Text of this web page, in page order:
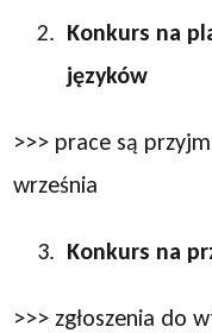
Konkurs na
języków
>>> prace są
września
Konkurs na
>>> zgłoszenia do